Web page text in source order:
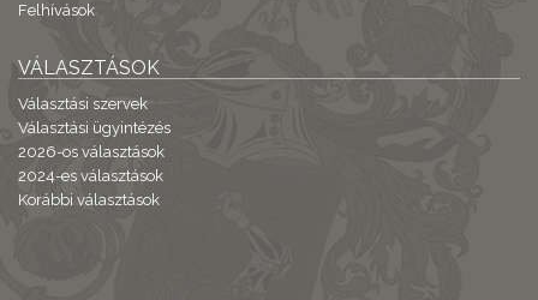
Felhívások
VÁLASZTÁSOK
Választási szervek
Választási ügyintézés
2026-os választások
2024-es választások
Korábbi választások